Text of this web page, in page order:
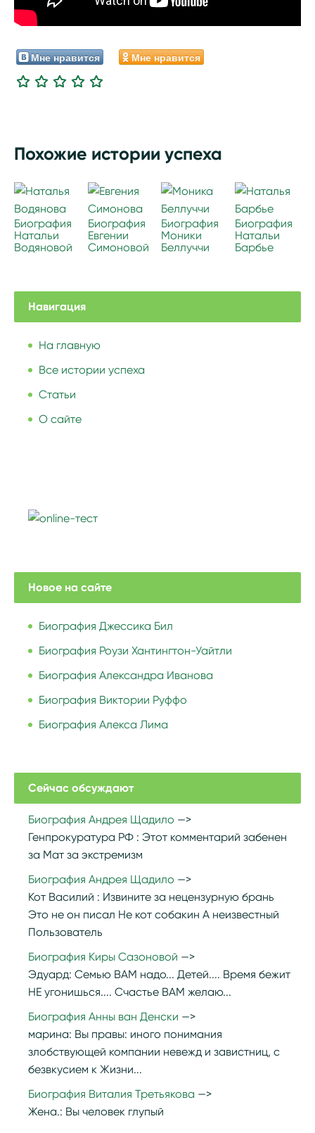
Мне нравится Мне нравится
Похожие истории успеха
Биография
Натальи
Водяновой
Биография
Евгении
Симоновой
Биография
Моники
Беллуччи
Биография
Натальи
Барбье
Навигация
На главную
Все истории успеха
Статьи
О сайте
Новое на сайте
Биография Джессика Бил
Биография Роузи Хантингтон-Уайтли
Биография Александра Иванова
Биография Виктории Руффо
Биография Алекса Лима
Сейчас обсуждают
Биография Андрея Щадило
Генпрокуратура РФ : Этот комментарий забенен
за Мат за экстремизм
Биография Андрея Щадило
Кот Василий : Извините за нецензурную брань
Это не он писал Не кот собакин А неизвестный
Пользователь
Биография Киры Сазоновой
Эдуард: Семью ВАМ надо... Детей.... Время бежит
НЕ угонишься.... Счастье ВАМ желаю...
Биография Анны ван Денски
марина: Вы правы: иного понимания
злобствующей компании невежд и завистниц, с
безвкусием к Жизни...
Биография Виталия Третьякова
Жена.: Вы человек глупый